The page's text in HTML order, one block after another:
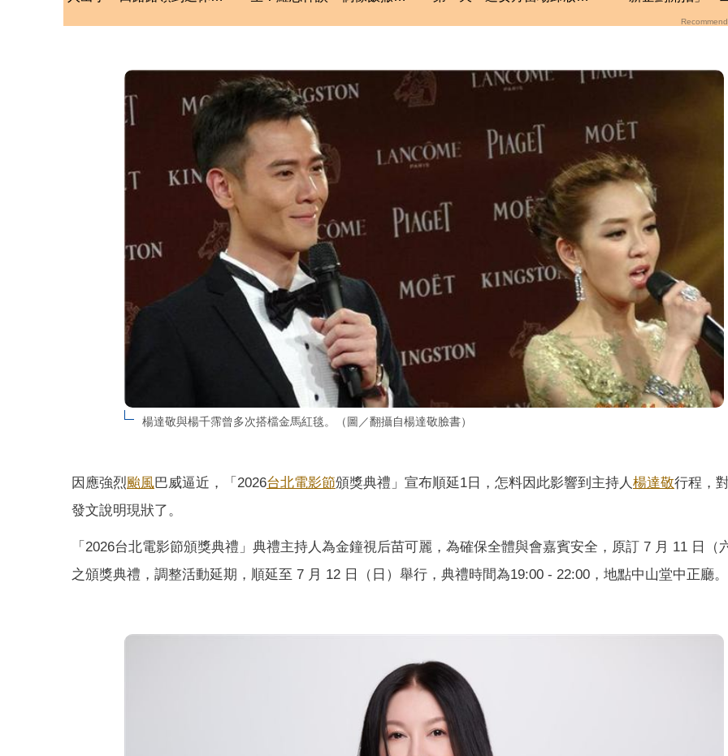
楊達敬與楊千霈曾多次搭檔金馬紅毯。（圖／翻攝自楊達敬臉書）
因應強烈颱風巴威逼近，「2026台北電影節頒獎典禮」宣布順延1日，怎料因此影響到主持人 楊達敬行程，
發文說明現狀了。
「2026台北電影節頒獎典禮」典禮主持人為金鐘視后苗可麗，為確保全體與會嘉賓安全，原訂 7 月 11 日（
之頒獎典禮，調整活動延期，順延至 7 月 12 日（日）舉行，典禮時間為19:00 - 22:00，地點中山堂中正廳。